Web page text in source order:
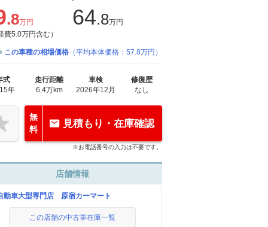
.8万円
費5.0万円含む）
64.8万円
この車種の相場価格 （平均本体価格：57.8万円）
式
年
走行距離
6.4万km
車検
2026年12月
修復歴
なし
無
料
見積もり・在庫確認
※お電話番号の入力は不要です。
店舗情報
動車大型専門店 原宿カーマート
この店舗の中古車在庫一覧